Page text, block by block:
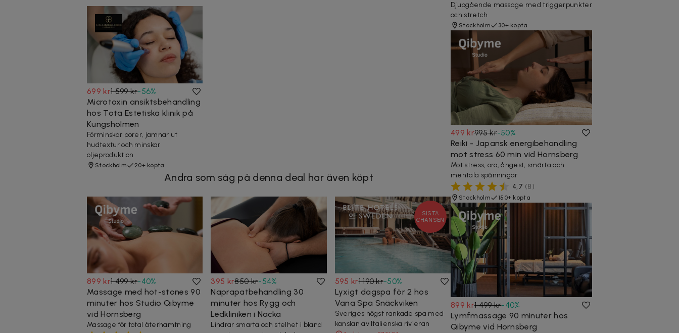
699 kr1 599 kr-56%
Microtoxin ansiktsbehandling
hos Tota Estetiska klinik på
Kungsholmen
Förminskar porer, jämnar ut
hudtextur och minskar
oljeproduktion
Stockholm 20+ köpta
Andra som såg på denna deal har även köpt
899 kr1 499 kr-40%
Massage med hot-stones 90
minuter hos Studio Qibyme
vid Hornsberg
Massage för total återhämtning
395 kr850 kr-54%
Naprapatbehandling 30
minuter hos Rygg och
Ledkliniken i Nacka
Lindrar smärta och stelhet i bland
SISTA
CHANSEN
595 kr1 190 kr-50%
Lyxigt dagspa för 2 hos
Vana Spa Snäckviken
Sveriges högst rankade spa med
känslan av Italienska rivieran
Djupgående massage med triggerpunkter
och stretch
Stockholm 30+ köpta
499 kr995 kr-50%
Reiki - Japansk energibehandling
mot stress 60 min vid Hornsberg
Mot stress, oro, ångest, smärta och
mentala spänningar
4,7 (8)
Stockholm 150+ köpta
899 kr1 499 kr-40%
Lymfmassage 90 minuter hos
Qibyme vid Hornsberg